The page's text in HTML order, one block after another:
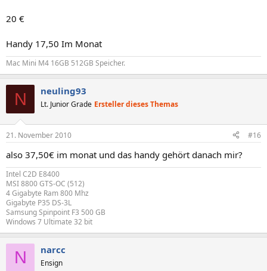
20 €
Handy 17,50 Im Monat
Mac Mini M4 16GB 512GB Speicher.
N neuling93
Lt. Junior Grade Ersteller dieses Themas
21. November 2010 #16
also 37,50€ im monat und das handy gehört danach mir?
Intel C2D E8400
MSI 8800 GTS-OC (512)
4 Gigabyte Ram 800 Mhz
Gigabyte P35 DS-3L
Samsung Spinpoint F3 500 GB
Windows 7 Ultimate 32 bit
N narcc
Ensign